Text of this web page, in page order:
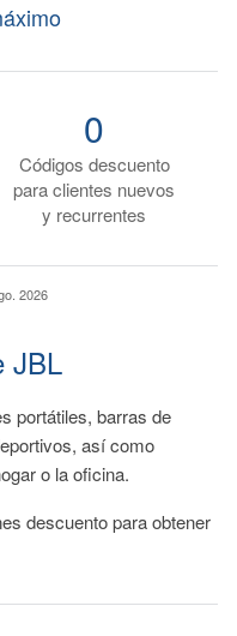
Códigos descuento
para clientes nuevos
y recurrentes
0
2026
JBL
portátiles, barras de
así como
o la oficina.
descuento para obtener